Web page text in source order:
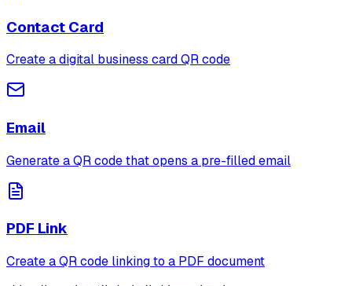
Contact Card
Create a digital business card QR code
Email
Generate a QR code that opens a pre-filled email
PDF Link
Create a QR code linking to a PDF document